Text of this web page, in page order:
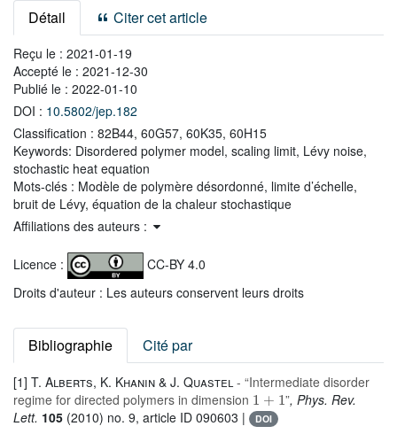
Détail Citer cet article
Reçu le : 2021-01-19
Accepté le : 2021-12-30
Publié le : 2022-01-10
DOI : 10.5802/jep.182
Classification : 82B44, 60G57, 60K35, 60H15
Keywords: Disordered polymer model, scaling limit, Lévy noise,
stochastic heat equation
Mots-clés : Modèle de polymère désordonné, limite d’échelle,
bruit de Lévy, équation de la chaleur stochastique
Affiliations des auteurs :
Licence :
CC-BY 4.0
Droits d'auteur : Les auteurs conservent leurs droits
Bibliographie Cité par
[1] T. Alberts, K. Khanin & J. Quastel- “Intermediate disorder
regime for directed polymers in dimension 1+1 ”, Phys. Rev.
Lett. 105 (2010) no. 9, article ID 090603 | DOI